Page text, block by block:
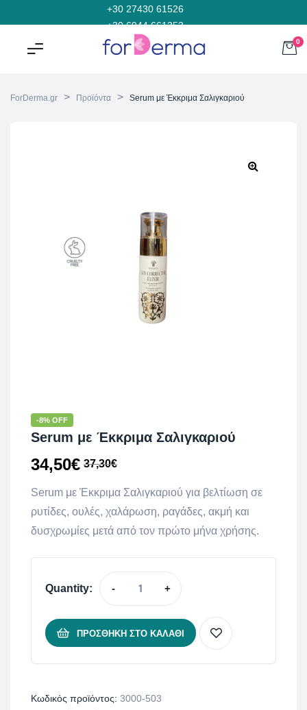
+30 27430 61526
+30 6944 661353
0
ForDerma.gr > Προϊόντα > Serum με Έκκριμα Σαλιγκαριού
-8% OFF
Serum με Έκκριμα Σαλιγκαριού
37,30€
34,50€
Serum με Έκκριμα Σαλιγκαριού για βελτίωση σε
ρυτίδες, ουλές, χαλάρωση, ραγάδες, ακμή και
δυσχρωμίες μετά από τον πρώτο μήνα χρήσης.
Quantity: - +
ΠΡΟΣΘΉΚΗ ΣΤΟ ΚΑΛΆΘΙ
Κωδικός προϊόντος: 3000-503